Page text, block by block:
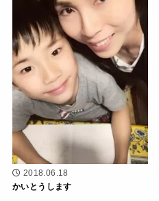
2018.06.18
かいとうします